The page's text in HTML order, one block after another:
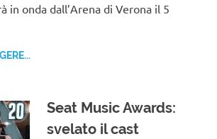
in onda dall’Arena di Verona il 5
Seat Music Awards:
svelato il cast